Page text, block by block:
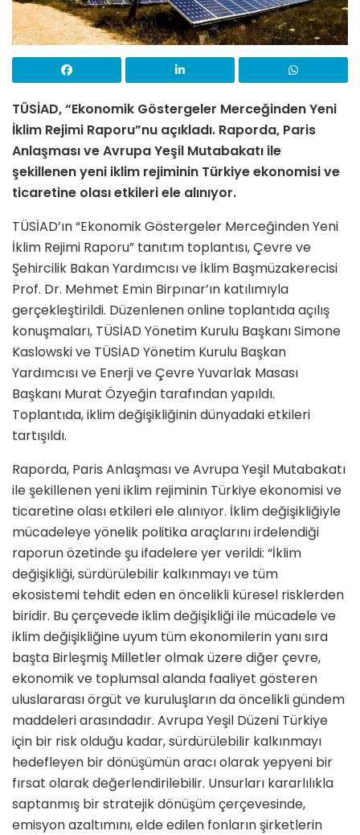
TÜSİAD, “Ekonomik Göstergeler Merceğinden Yeni
İklim Rejimi Raporu”nu açıkladı. Raporda, Paris
Anlaşması ve Avrupa Yeşil Mutabakatı ile
şekillenen yeni iklim rejiminin Türkiye ekonomisi ve
ticaretine olası etkileri ele alınıyor.
TÜSİAD’ın “Ekonomik Göstergeler Merceğinden Yeni
İklim Rejimi Raporu” tanıtım toplantısı, Çevre ve
Şehircilik Bakan Yardımcısı ve İklim Başmüzakerecisi
Prof. Dr. Mehmet Emin Birpınar’ın katılımıyla
gerçekleştirildi. Düzenlenen online toplantıda açılış
konuşmaları, TÜSİAD Yönetim Kurulu Başkanı Simone
Kaslowski ve TÜSİAD Yönetim Kurulu Başkan
Yardımcısı ve Enerji ve Çevre Yuvarlak Masası
Başkanı Murat Özyeğin tarafından yapıldı.
Toplantıda, iklim değişikliğinin dünyadaki etkileri
tartışıldı.
Raporda, Paris Anlaşması ve Avrupa Yeşil Mutabakatı
ile şekillenen yeni iklim rejiminin Türkiye ekonomisi ve
ticaretine olası etkileri ele alınıyor. İklim değişikliğiyle
mücadeleye yönelik politika araçlarını irdelendiği
raporun özetinde şu ifadelere yer verildi: “İklim
değişikliği, sürdürülebilir kalkınmayı ve tüm
ekosistemi tehdit eden en öncelikli küresel risklerden
biridir. Bu çerçevede iklim değişikliği ile mücadele ve
iklim değişikliğine uyum tüm ekonomilerin yanı sıra
başta Birleşmiş Milletler olmak üzere diğer çevre,
ekonomik ve toplumsal alanda faaliyet gösteren
uluslararası örgüt ve kuruluşların da öncelikli gündem
maddeleri arasındadır. Avrupa Yeşil Düzeni Türkiye
için bir risk olduğu kadar, sürdürülebilir kalkınmayı
hedefleyen bir dönüşümün aracı olarak yepyeni bir
fırsat olarak değerlendirilebilir. Unsurları kararlılıkla
saptanmış bir stratejik dönüşüm çerçevesinde,
emisyon azaltımını, elde edilen fonların şirketlerin